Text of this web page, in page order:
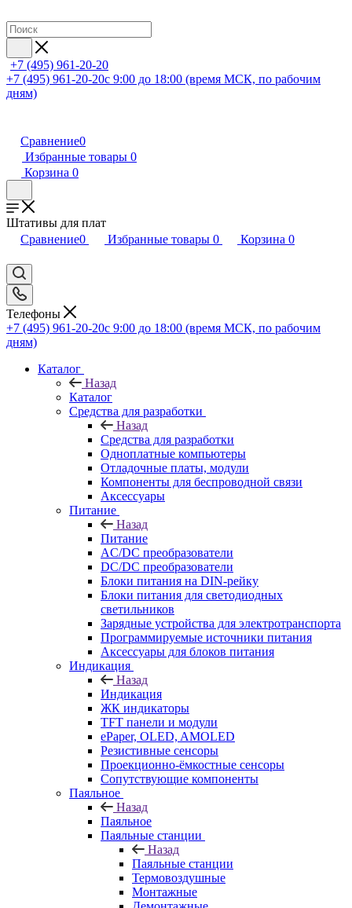
+7 (495) 961-20-20
+7 (495) 961-20-20с 9:00 до 18:00 (время МСК, по рабочим
дням)
Сравнение0
Избранные товары 0
Корзина 0
Штативы для плат
Сравнение0 Избранные товары 0 Корзина 0
Телефоны
+7 (495) 961-20-20с 9:00 до 18:00 (время МСК, по рабочим
дням)
Каталог
Назад
Каталог
Средства для разработки
Назад
Средства для разработки
Одноплатные компьютеры
Отладочные платы, модули
Компоненты для беспроводной связи
Аксессуары
Питание
Назад
Питание
AC/DC преобразователи
DC/DC преобразователи
Блоки питания на DIN-рейку
Блоки питания для светодиодных
светильников
Зарядные устройства для электротранспорта
Программируемые источники питания
Аксессуары для блоков питания
Индикация
Назад
Индикация
ЖК индикаторы
TFT панели и модули
ePaper, OLED, AMOLED
Резистивные сенсоры
Проекционно-ёмкостные сенсоры
Сопутствующие компоненты
Паяльное
Назад
Паяльное
Паяльные станции
Назад
Паяльные станции
Термовоздушные
Монтажные